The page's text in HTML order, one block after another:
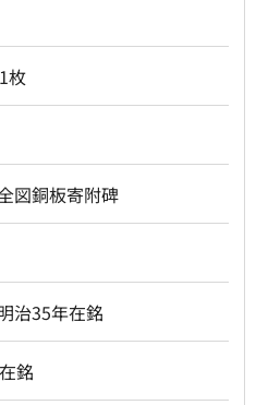
枚
図銅板寄附碑
治35年在銘
銘